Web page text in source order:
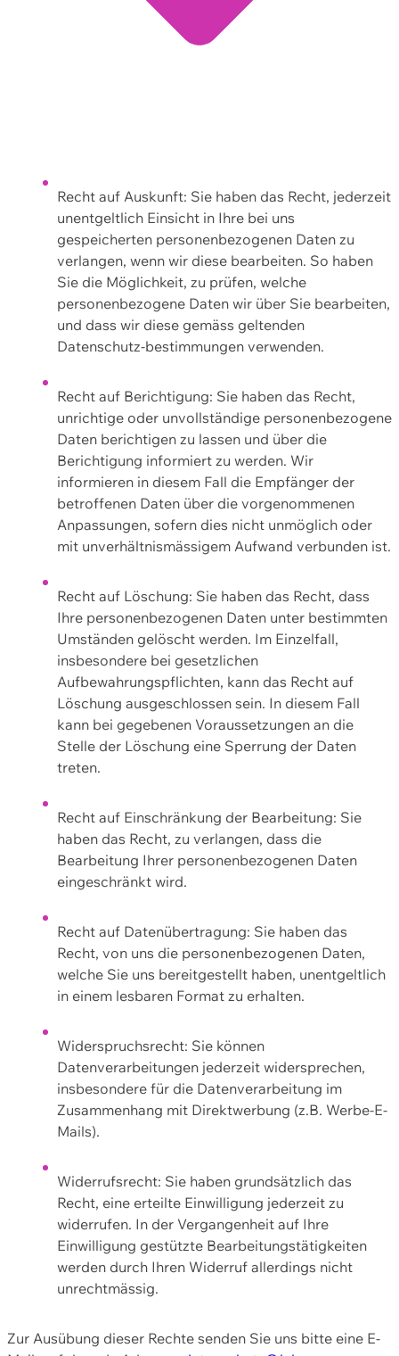
Recht auf Auskunft: Sie haben das Recht, jederzeit
unentgeltlich Einsicht in Ihre bei uns
gespeicherten personenbezogenen Daten zu
verlangen, wenn wir diese bearbeiten. So haben
Sie die Möglichkeit, zu prüfen, welche
personenbezogene Daten wir über Sie bearbeiten,
und dass wir diese gemäss geltenden
Datenschutz-bestimmungen verwenden.
Recht auf Berichtigung: Sie haben das Recht,
unrichtige oder unvollständige personenbezogene
Daten berichtigen zu lassen und über die
Berichtigung informiert zu werden. Wir
informieren in diesem Fall die Empfänger der
betroffenen Daten über die vorgenommenen
Anpassungen, sofern dies nicht unmöglich oder
mit unverhältnismässigem Aufwand verbunden ist.
Recht auf Löschung: Sie haben das Recht, dass
Ihre personenbezogenen Daten unter bestimmten
Umständen gelöscht werden. Im Einzelfall,
insbesondere bei gesetzlichen
Aufbewahrungspflichten, kann das Recht auf
Löschung ausgeschlossen sein. In diesem Fall
kann bei gegebenen Voraussetzungen an die
Stelle der Löschung eine Sperrung der Daten
treten.
Recht auf Einschränkung der Bearbeitung: Sie
haben das Recht, zu verlangen, dass die
Bearbeitung Ihrer personenbezogenen Daten
eingeschränkt wird.
Recht auf Datenübertragung: Sie haben das
Recht, von uns die personenbezogenen Daten,
welche Sie uns bereitgestellt haben, unentgeltlich
in einem lesbaren Format zu erhalten.
Widerspruchsrecht: Sie können
Datenverarbeitungen jederzeit widersprechen,
insbesondere für die Datenverarbeitung im
Zusammenhang mit Direktwerbung (z.B. Werbe-E-
Mails).
Widerrufsrecht: Sie haben grundsätzlich das
Recht, eine erteilte Einwilligung jederzeit zu
widerrufen. In der Vergangenheit auf Ihre
Einwilligung gestützte Bearbeitungstätigkeiten
werden durch Ihren Widerruf allerdings nicht
unrechtmässig.
Zur Ausübung dieser Rechte senden Sie uns bitte eine E-